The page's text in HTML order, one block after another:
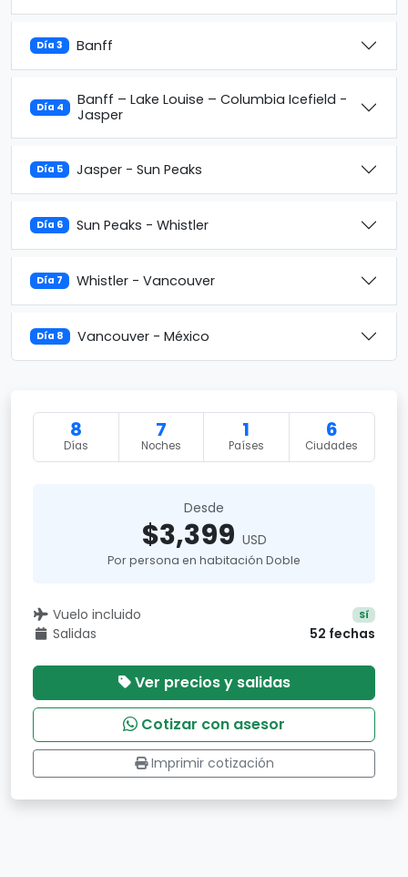
Día 3 Banff
Día 4
Banff – Lake Louise – Columbia Icefield -
Jasper
Día 5 Jasper - Sun Peaks
Día 6 Sun Peaks - Whistler
Día 7 Whistler - Vancouver
Día 8 Vancouver - México
8
Días
7
Noches
1
Países
6
Ciudades
Desde
$3,399 USD
Por persona en habitación Doble
Vuelo incluido Sí
Salidas 52 fechas
Ver precios y salidas
Cotizar con asesor
Imprimir cotización